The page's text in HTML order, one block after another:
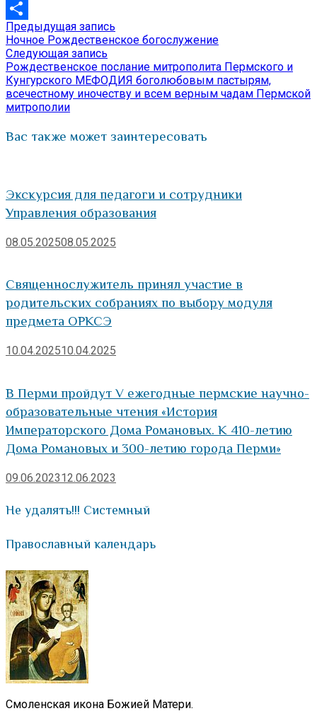
VK
Отправить
Навигация
по
записям
Предыдущая запись
запись:
Ночное Рождественское богослужение
Следующая запись
запись:
Рождественское послание митрополита Пермского и
Кунгурского МЕФОДИЯ боголюбовым пастырям,
всечестному иночеству и всем верным чадам Пермской
митрополии
Вас также может заинтересовать
Экскурсия для педагоги и сотрудники
Управления образования
08.05.202508.05.2025
Священнослужитель принял участие в
родительских собраниях по выбору модуля
предмета ОРКСЭ
10.04.202510.04.2025
В Перми пройдут V ежегодные пермские научно-
образовательные чтения «История
Императорского Дома Романовых. К 410-летию
Дома Романовых и 300-летию города Перми»
09.06.202312.06.2023
Не удалять!!! Системный
Православный календарь
Смоленская икона Божией Матери.